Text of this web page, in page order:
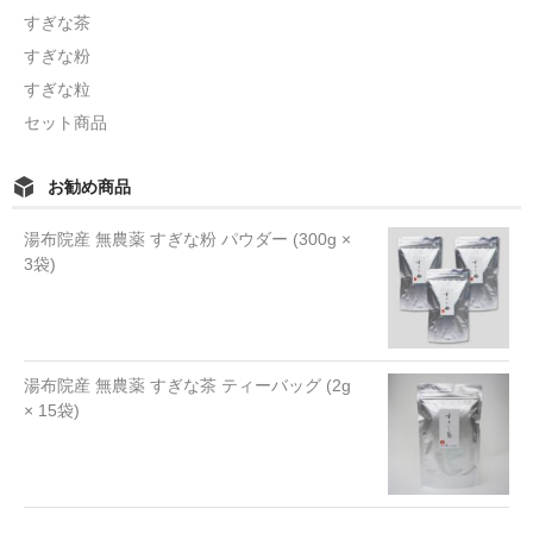
すぎな粉
すぎな粒
すぎな茶
セット商品
お勧め商品
湯布院産 無農薬 すぎな粉 パウダー (300g ×
3袋)
湯布院産 無農薬 すぎな茶 ティーバッグ (2g
× 15袋)